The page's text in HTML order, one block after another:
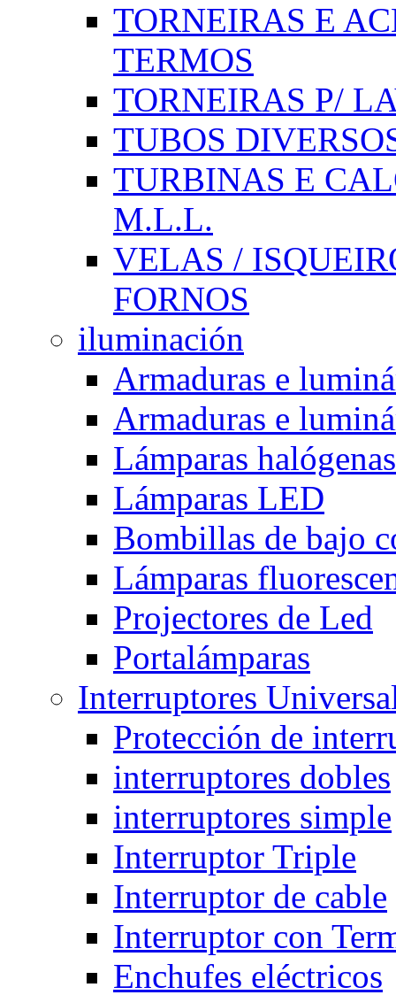
TORNEIRAS E
TERMOS
TORNEIRAS P/
TUBOS
TURBINAS E
M.L.L.
VELAS /
FORNOS
iluminación
Armaduras e
Armaduras e
Lámparas halógenas
Lámparas LED
Bombillas de bajo
Lámparas
Projectores de Led
Portalámparas
Interruptores
Protección de
interruptores dobles
interruptores simple
Interruptor Triple
Interruptor de cable
Interruptor con
Enchufes eléctricos